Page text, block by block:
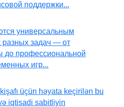
поддержки...
универсальным
задач — от
до профессиональной
игр...
üçün həyata keçirilən bu
iqtisadi sabitliyin